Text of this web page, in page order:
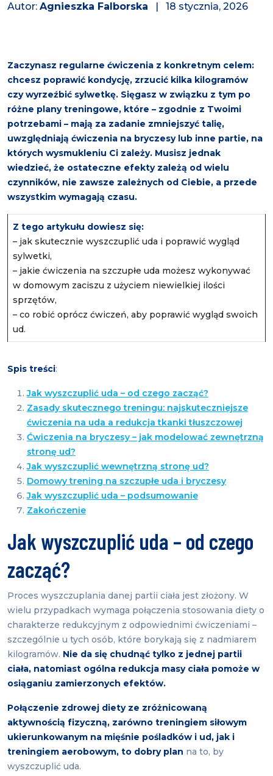
Autor: Agnieszka Falborska | 18 stycznia, 2026
Zaczynasz regularne ćwiczenia z konkretnym celem:
chcesz poprawić kondycję, zrzucić kilka kilogramów
czy wyrzeźbić sylwetkę. Sięgasz w związku z tym po
różne plany treningowe, które – zgodnie z Twoimi
potrzebami – mają za zadanie zmniejszyć talię,
uwzględniają ćwiczenia na bryczesy lub inne partie, na
których wysmukleniu Ci zależy. Musisz jednak
wiedzieć, że ostateczne efekty zależą od wielu
czynników, nie zawsze zależnych od Ciebie, a przede
wszystkim wymagają czasu.
Z tego artykułu dowiesz się:
– jak skutecznie wyszczuplić uda i poprawić wygląd
sylwetki,
– jakie ćwiczenia na szczupłe uda możesz wykonywać
w domowym zaciszu z użyciem niewielkiej ilości
sprzętów,
– co robić oprócz ćwiczeń, aby poprawić wygląd swoich
ud.
Spis treści:
Jak wyszczuplić uda – od czego zacząć?
Zasady skutecznego treningu: najskuteczniejsze
ćwiczenia na uda a redukcja tkanki tłuszczowej
Ćwiczenia na bryczesy – jak modelować zewnętrzną
stronę ud?
Jak wyszczuplić wewnętrzną stronę ud?
Domowy trening na szczupłe uda i bryczesy
Jak wyszczuplić uda – podsumowanie
Zakończenie
Jak wyszczuplić uda – od czego
zacząć?
Proces wyszczuplania danej partii ciała jest złożony. W
wielu przypadkach wymaga połączenia stosowania diety o
charakterze redukcyjnym z odpowiednimi ćwiczeniami –
szczególnie u tych osób, które borykają się z nadmiarem
kilogramów. Nie da się chudnąć tylko z jednej partii
ciała, natomiast ogólna redukcja masy ciała pomoże w
osiąganiu zamierzonych efektów.
Połączenie zdrowej diety ze zróżnicowaną
aktywnością fizyczną, zarówno treningiem siłowym
ukierunkowanym na mięśnie pośladków i ud, jak i
treningiem aerobowym, to dobry plan na to, by
wyszczuplić uda.